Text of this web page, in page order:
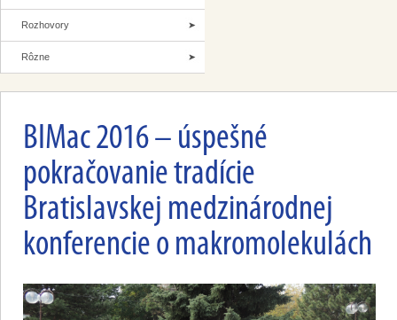
Rozhovory
Rôzne
BIMac 2016 – úspešné
pokračovanie tradície
Bratislavskej medzinárodnej
konferencie o makromolekulách